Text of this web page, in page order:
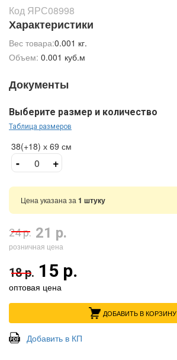
Код ЯРС08998
Характеристики
Вес товара:0.001 кг.
Объем: 0.001 куб.м
Документы
Выберите размер и количество
Таблица размеров
38(+18) х 69 см
- +
Цена указана за 1 штуку
24 р. 21 р.
розничная цена
18 р. 15 р.
оптовая цена
ДОБАВИТЬ В КОРЗИНУ
Добавить в КП